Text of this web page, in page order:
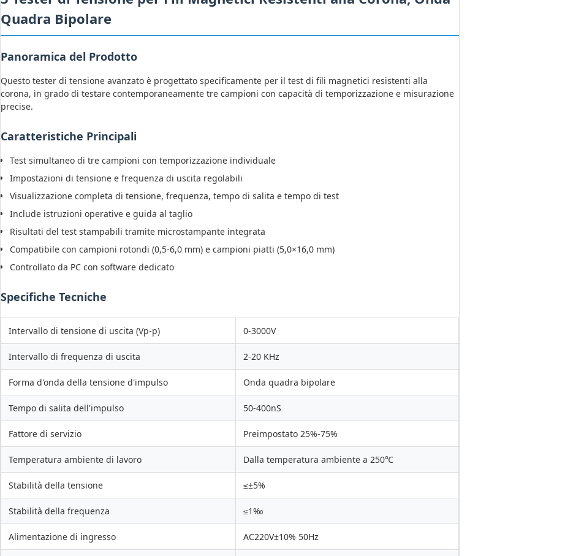
Quadra Bipolare
Panoramica del Prodotto
Questo tester di tensione avanzato è progettato specificamente per il test di fili magnetici resistenti alla
corona, in grado di testare contemporaneamente tre campioni con capacità di temporizzazione e misurazione
precise.
Caratteristiche Principali
Test simultaneo di tre campioni con temporizzazione individuale
Impostazioni di tensione e frequenza di uscita regolabili
Visualizzazione completa di tensione, frequenza, tempo di salita e tempo di test
Include istruzioni operative e guida al taglio
Risultati del test stampabili tramite microstampante integrata
Compatibile con campioni rotondi (0,5-6,0 mm) e campioni piatti (5,0×16,0 mm)
Controllato da PC con software dedicato
Specifiche Tecniche
Intervallo di tensione di uscita (Vp-p) 0-3000V
Intervallo di frequenza di uscita 2-20 KHz
Forma d'onda della tensione d'impulso Onda quadra bipolare
Tempo di salita dell'impulso 50-400nS
Fattore di servizio Preimpostato 25%-75%
Temperatura ambiente di lavoro Dalla temperatura ambiente a 250℃
Stabilità della tensione ≤±5%
Stabilità della frequenza ≤1‰
Alimentazione di ingresso AC220V±10% 50Hz